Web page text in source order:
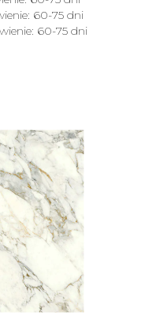
60-75 dni
60-75 dni